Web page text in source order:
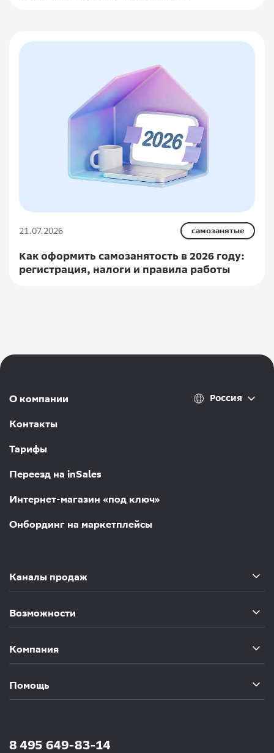
21.07.2026 самозанятые
Как оформить самозанятость в 2026 году:
регистрация, налоги и правила работы
О компании
Контакты
Тарифы
Переезд на inSales
Интернет-магазин «под ключ»
Онбординг на маркетплейсы
Россия
Каналы продаж
Возможности
Компания
Помощь
8 495 649-83-14